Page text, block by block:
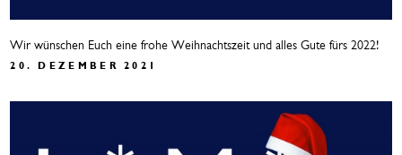
Wir wünschen Euch eine frohe Weihnachtszeit und alles Gute fürs 2022!
20. DEZEMBER 2021